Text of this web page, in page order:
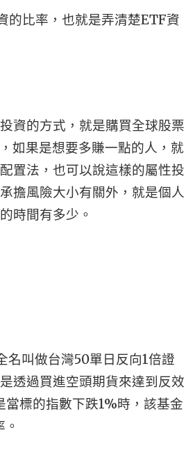
的比率，也就是弄清楚ETF資
資的方式，就是購買全球股票
如果是想要多賺一點的人，就
置法，也可以說這樣的屬性投
擔風險大小有關外，就是個人
時間有多少。
名叫做台灣50單日反向1倍證
透過買進空頭期貨來達到反效
當標的指數下跌1%時，該基金